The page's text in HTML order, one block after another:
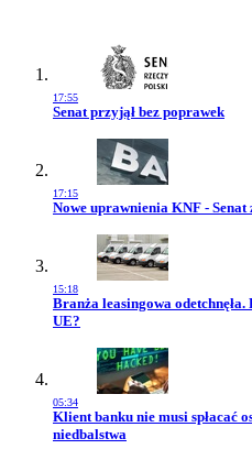
17:55
Przejdź do artykułu:
Senat przyjął bez poprawek
17:15
Przejdź do artykułu:
Nowe uprawnienia KNF -
15:18
Przejdź do artykułu:
Branża leasingowa
UE?
05:34
Przejdź do artykułu:
Klient banku nie musi spłacać
niedbalstwa